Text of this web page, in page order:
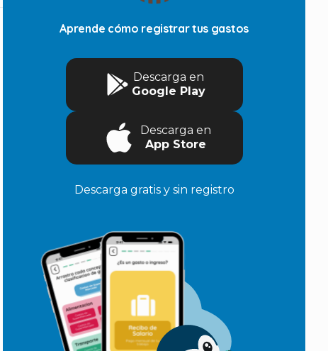
Aprende cómo registrar tus gastos
Descarga en
Google Play
Descarga en
App Store
Descarga gratis y sin registro